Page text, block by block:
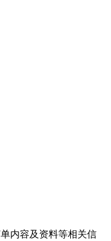
内容及资料等相关信